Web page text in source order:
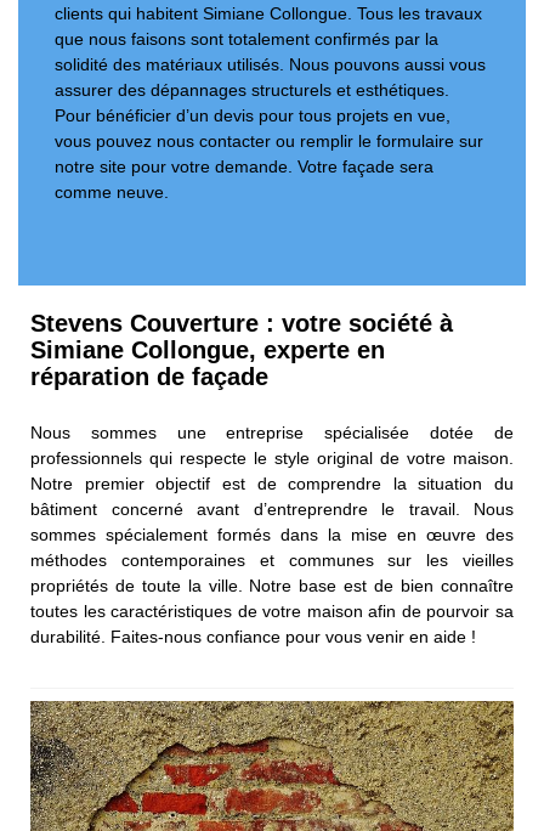
clients qui habitent Simiane Collongue. Tous les travaux
que nous faisons sont totalement confirmés par la
solidité des matériaux utilisés. Nous pouvons aussi vous
assurer des dépannages structurels et esthétiques.
Pour bénéficier d’un devis pour tous projets en vue,
vous pouvez nous contacter ou remplir le formulaire sur
notre site pour votre demande. Votre façade sera
comme neuve.
Stevens Couverture : votre société à
Simiane Collongue, experte en
réparation de façade
Nous sommes une entreprise spécialisée dotée de
professionnels qui respecte le style original de votre maison.
Notre premier objectif est de comprendre la situation du
bâtiment concerné avant d’entreprendre le travail. Nous
sommes spécialement formés dans la mise en œuvre des
méthodes contemporaines et communes sur les vieilles
propriétés de toute la ville. Notre base est de bien connaître
toutes les caractéristiques de votre maison afin de pourvoir sa
durabilité. Faites-nous confiance pour vous venir en aide !